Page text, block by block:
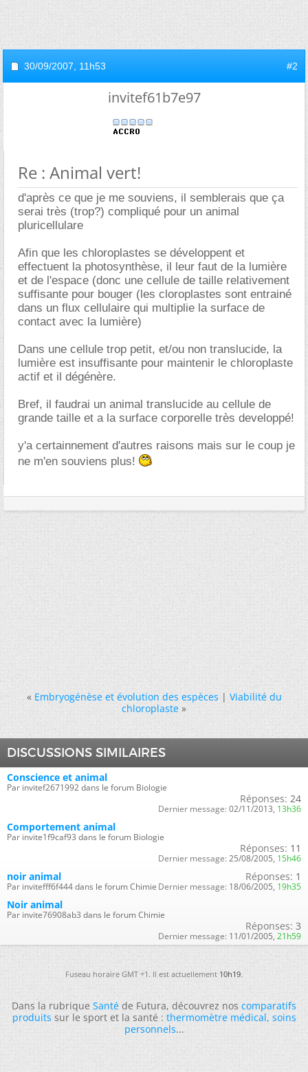
30/09/2007, 11h53 #2
invitef61b7e97
Re : Animal vert!
d'après ce que je me souviens, il semblerais que ça
serai très (trop?) compliqué pour un animal
pluricellulare
Afin que les chloroplastes se développent et
effectuent la photosynthèse, il leur faut de la lumière
et de l'espace (donc une cellule de taille relativement
suffisante pour bouger (les cloroplastes sont entrainé
dans un flux cellulaire qui multiplie la surface de
contact avec la lumière)
Dans une cellule trop petit, et/ou non translucide, la
lumière est insuffisante pour maintenir le chloroplaste
actif et il dégénère.
Bref, il faudrai un animal translucide au cellule de
grande taille et a la surface corporelle très developpé!
y'a certainnement d'autres raisons mais sur le coup je
ne m'en souviens plus!
« Embryogénèse et évolution des espèces|Viabilité du
chloroplaste »
DISCUSSIONS SIMILAIRES
Conscience et animal
Par invitef2671992 dans le forum Biologie
Réponses: 24
Dernier message: 02/11/2013, 13h36
Comportement animal
Par invite1f9caf93 dans le forum Biologie
Réponses: 11
Dernier message: 25/08/2005, 15h46
noir animal
Par invitefff6f444 dans le forum Chimie
Réponses: 1
Dernier message: 18/06/2005, 19h35
Noir animal
Par invite76908ab3 dans le forum Chimie
Réponses: 3
Dernier message: 11/01/2005, 21h59
Fuseau horaire GMT +1. Il est actuellement10h19.
Dans la rubriqueSantéde Futura, découvrez noscomparatifs
produitssur le sport et la santé :thermomètre médical,soins
personnels...